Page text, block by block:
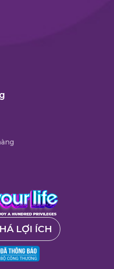
LỢI ÍCH